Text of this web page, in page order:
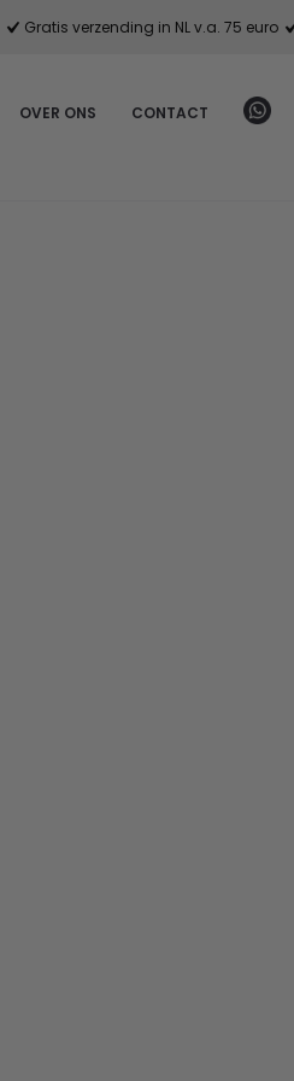
Gratis verzending in NL v.a. 75 euro
OVER ONS CONTACT